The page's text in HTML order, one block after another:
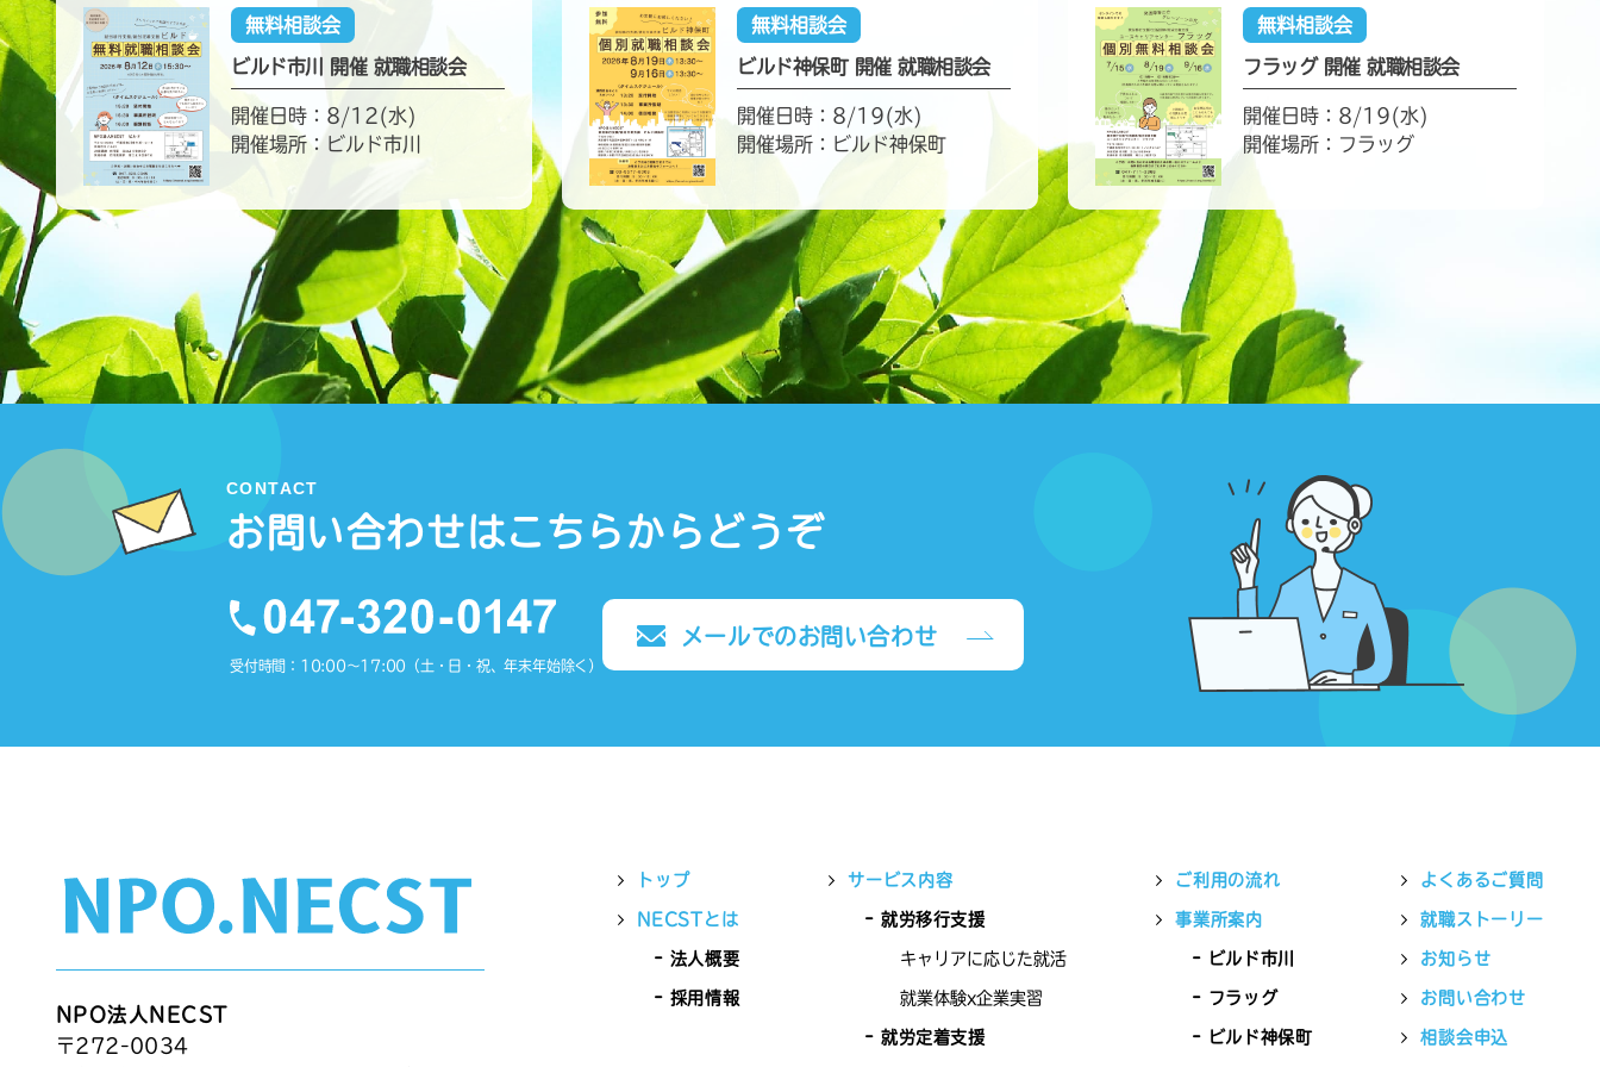
無料相談会
ビルド市川 開催 就職相談会
開催日時：8/12(水)
開催場所：ビルド市川
無料相談会
ビルド神保町 開催 就職相談会
開催日時：8/19(水)
開催場所：ビルド神保町
無料相談会
フラッグ 開催 就職相談会
開催日時：8/19(水)
開催場所：フラッグ
CONTACT
お問い合わせはこちらからどうぞ
受付時間：10:00〜17:00（土・日・祝、年末年始除く）
メールでのお問い合わせ
NPO法人NECST
〒272-0034
トップ
NECSTとは
法人概要
採用情報
サービス内容
就労移行支援
キャリアに応じた就活
就業体験x企業実習
就労定着支援
ご利用の流れ
事業所案内
ビルド市川
フラッグ
ビルド神保町
よくあるご質問
就職ストーリー
お知らせ
お問い合わせ
相談会申込